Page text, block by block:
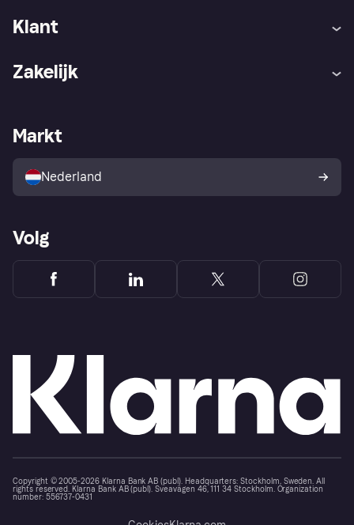
Klant
Winkeloverzicht
Kopersbescherming voor
consumenten
Zakelijk
Zakelijke login
Markt
Nederland
Volg
Copyright © 2005-2026 Klarna Bank AB (publ). Headquarters: Stockholm, Sweden. All
rights reserved. Klarna Bank AB (publ). Sveavägen 46, 111 34 Stockholm. Organization
number: 556737-0431